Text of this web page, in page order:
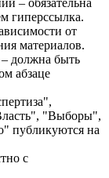
гиперссылка.
от
материалов.
должна быть
абзаце
"Выборы",
публикуются на
с